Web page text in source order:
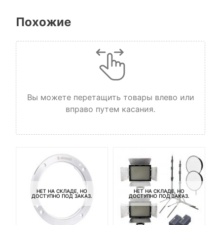
Похожие
Вы можете перетащить товары влево или
вправо путем касания.
НЕТ НА СКЛАДЕ, НО
ДОСТУПНО ПОД ЗАКАЗ.
НЕТ НА СКЛАДЕ, НО
ДОСТУПНО ПОД ЗАКАЗ.